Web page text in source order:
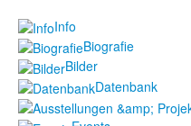
Info
Biografie
Bilder
Datenbank